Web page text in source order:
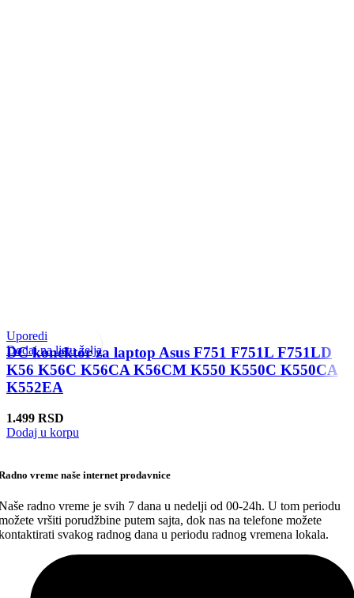
Uporedi
Dodaj na listu želja
DC konektor za laptop Asus F751 F751L F751LD
K56 K56C K56CA K56CM K550 K550C K550CA
K552EA
1.499 RSD
Dodaj u korpu
vreme naše internet prodavnice
radno vreme je svih 7 dana u nedelji od 00-24h. U tom periodu
vršiti porudžbine putem sajta, dok nas na telefone možete
svakog radnog dana u periodu radnog vremena lokala.